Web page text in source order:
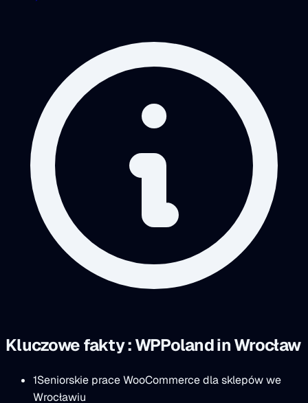
Kluczowe fakty : WPPoland in Wrocław
1Seniorskie prace WooCommerce dla sklepów we
Wrocławiu